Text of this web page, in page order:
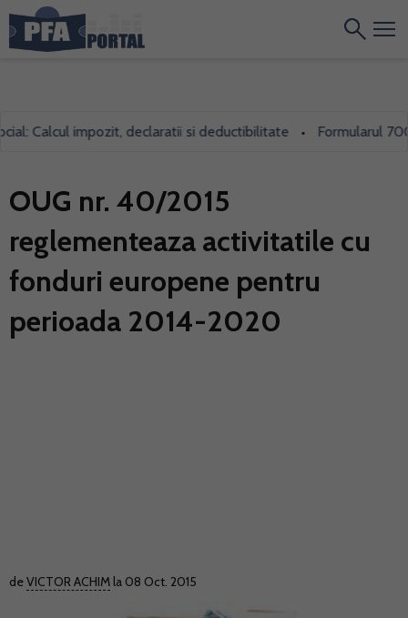
impozit, declaratii si deductibilitate • Formularul 700,
OUG nr. 40/2015
reglementeaza activitatile cu
fonduri europene pentru
perioada 2014-2020
deVICTOR ACHIM la 08 Oct. 2015